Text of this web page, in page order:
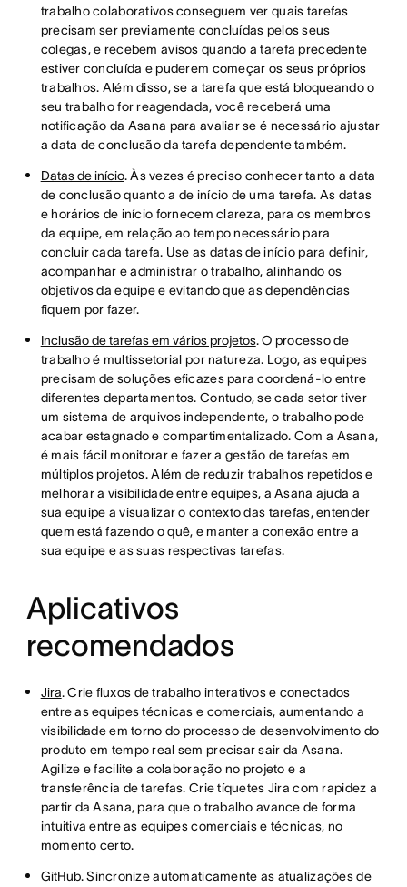
trabalho colaborativos conseguem ver quais tarefas
precisam ser previamente concluídas pelos seus
colegas, e recebem avisos quando a tarefa precedente
estiver concluída e puderem começar os seus próprios
trabalhos. Além disso, se a tarefa que está bloqueando o
seu trabalho for reagendada, você receberá uma
notificação da Asana para avaliar se é necessário ajustar
a data de conclusão da tarefa dependente também.
Datas de início. Às vezes é preciso conhecer tanto a data
de conclusão quanto a de início de uma tarefa. As datas
e horários de início fornecem clareza, para os membros
da equipe, em relação ao tempo necessário para
concluir cada tarefa. Use as datas de início para definir,
acompanhar e administrar o trabalho, alinhando os
objetivos da equipe e evitando que as dependências
fiquem por fazer.
Inclusão de tarefas em vários projetos. O processo de
trabalho é multissetorial por natureza. Logo, as equipes
precisam de soluções eficazes para coordená-lo entre
diferentes departamentos. Contudo, se cada setor tiver
um sistema de arquivos independente, o trabalho pode
acabar estagnado e compartimentalizado. Com a Asana,
é mais fácil monitorar e fazer a gestão de tarefas em
múltiplos projetos. Além de reduzir trabalhos repetidos e
melhorar a visibilidade entre equipes, a Asana ajuda a
sua equipe a visualizar o contexto das tarefas, entender
quem está fazendo o quê, e manter a conexão entre a
sua equipe e as suas respectivas tarefas.
Aplicativos
recomendados
Jira. Crie fluxos de trabalho interativos e conectados
entre as equipes técnicas e comerciais, aumentando a
visibilidade em torno do processo de desenvolvimento do
produto em tempo real sem precisar sair da Asana.
Agilize e facilite a colaboração no projeto e a
transferência de tarefas. Crie tíquetes Jira com rapidez a
partir da Asana, para que o trabalho avance de forma
intuitiva entre as equipes comerciais e técnicas, no
momento certo.
GitHub. Sincronize automaticamente as atualizações de